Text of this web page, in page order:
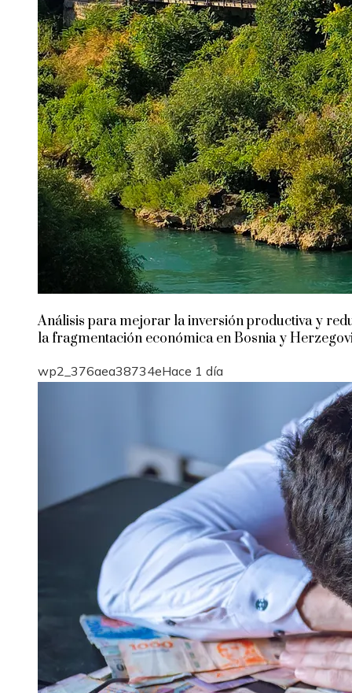
Análisis para mejorar la inversión productiva y
la fragmentación económica en Bosnia y
wp2_376aea38734eHace 1 día